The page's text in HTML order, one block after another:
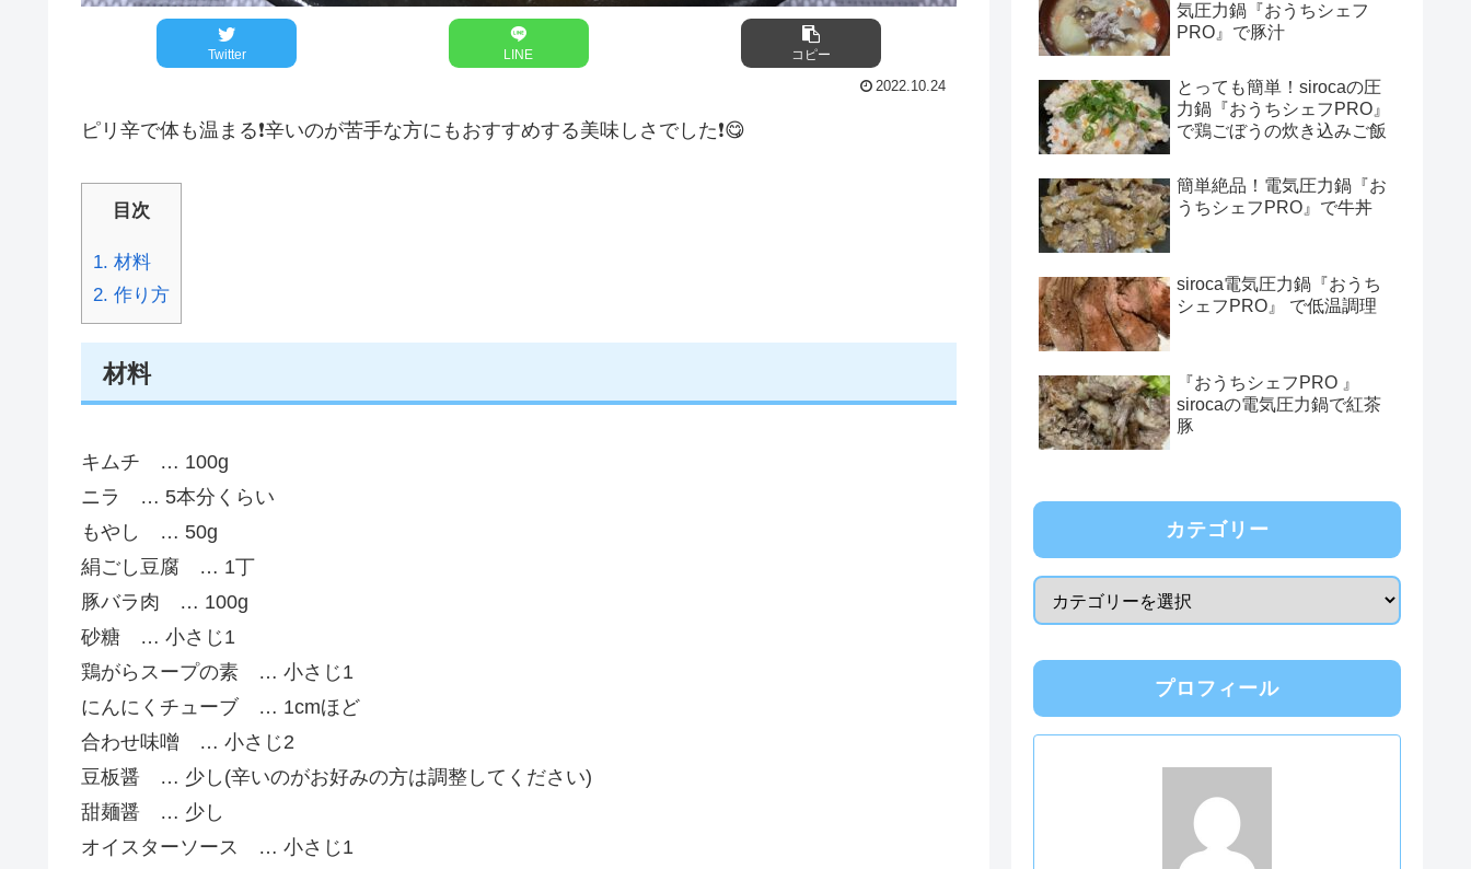
Twitter LINE コピー
2022.10.24
ピリ辛で体も温まる❗️辛いのが苦手な方にもおすすめする美味しさでした❗️😋
目次
1. 材料
2. 作り方
材料
キムチ … 100g
ニラ … 5本分くらい
もやし … 50g
絹ごし豆腐 … 1丁
豚バラ肉 … 100g
砂糖 … 小さじ1
鶏がらスープの素 … 小さじ1
にんにくチューブ … 1cmほど
合わせ味噌 … 小さじ2
豆板醤 … 少し(辛いのがお好みの方は調整してください)
甜麺醤 … 少し
オイスターソース … 小さじ1
気圧力鍋『おうちシェフ
PRO』で豚汁
とっても簡単！sirocaの圧
力鍋『おうちシェフPRO』
で鶏ごぼうの炊き込みご飯
簡単絶品！電気圧力鍋『お
うちシェフPRO』で牛丼
siroca電気圧力鍋『おうち
シェフPRO』 で低温調理
『おうちシェフPRO 』
sirocaの電気圧力鍋で紅茶
豚
カテゴリー
プロフィール